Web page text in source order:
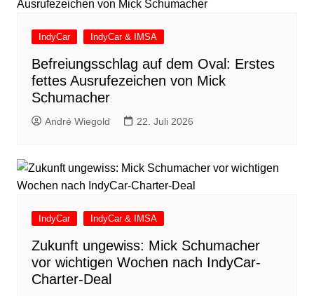
IndyCar IndyCar & IMSA
Befreiungsschlag auf dem Oval: Erstes
fettes Ausrufezeichen von Mick
Schumacher
André Wiegold 22. Juli 2026
IndyCar IndyCar & IMSA
Zukunft ungewiss: Mick Schumacher
vor wichtigen Wochen nach IndyCar-
Charter-Deal